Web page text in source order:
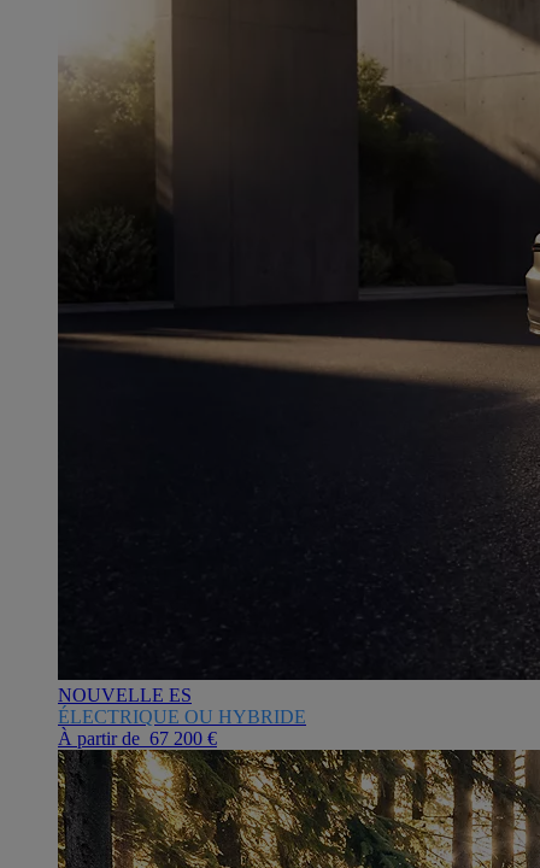
NOUVELLE ES
ÉLECTRIQUE OU HYBRIDE
À partir de 67 200 €